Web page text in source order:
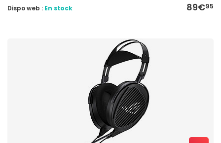
89€95
Dispo web : En stock